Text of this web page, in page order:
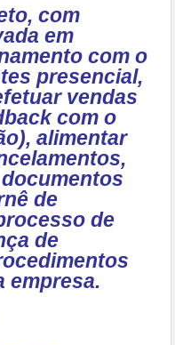
com
em
com o
presencial,
vendas
com o
alimentar
de
de
de
empresa.